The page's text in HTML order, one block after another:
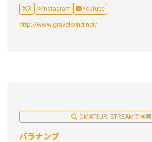
X Instagram Youtube
http://www.gravelsend.net/
OMATSURI STREAMで検索
バラナンブ